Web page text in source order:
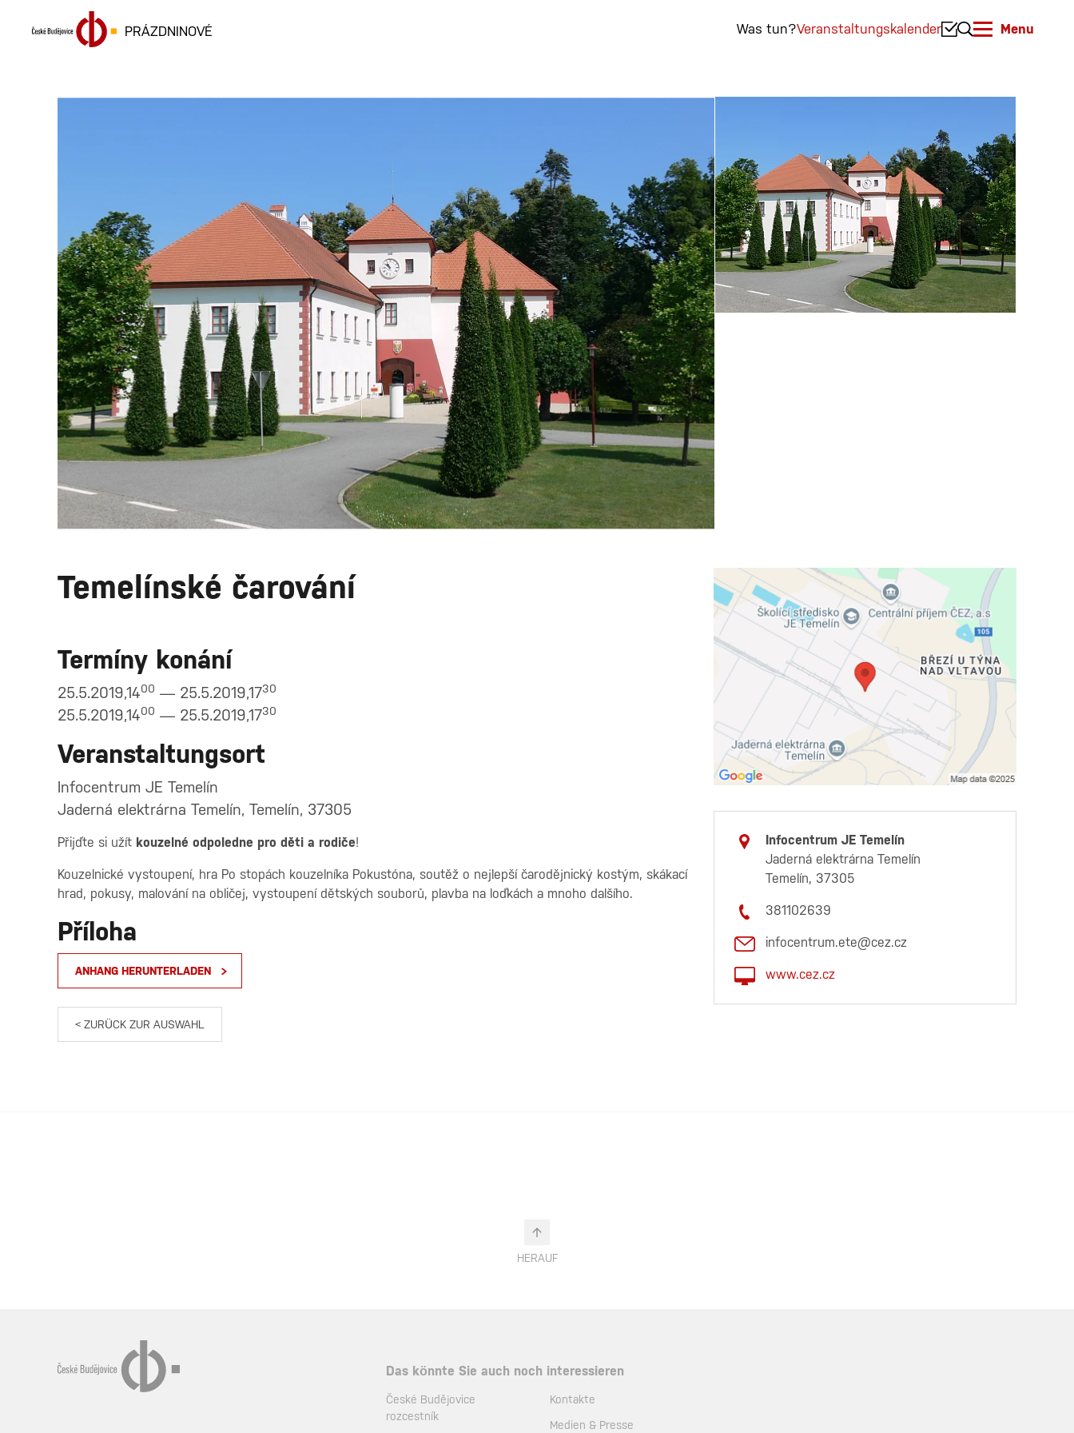
PRÁZDNINOVÉ Was tun?Veranstaltungskalender Menu
Temelínské čarování
Termíny konání
25.5.2019,1400 — 25.5.2019,1730
25.5.2019,1400 — 25.5.2019,1730
Veranstaltungsort
Infocentrum JE Temelín
Jaderná elektrárna Temelín, Temelín, 37305
Přijďte si užít kouzelné odpoledne pro děti a rodiče!
Kouzelnické vystoupení, hra Po stopách kouzelníka Pokustóna, soutěž o nejlepší čarodějnický kostým, skákací
hrad, pokusy, malování na obličej, vystoupení dětských souborů, plavba na loďkách a mnoho dalšího.
Příloha
ANHANG HERUNTERLADEN
< ZURÜCK ZUR AUSWAHL
Infocentrum JE Temelín
Jaderná elektrárna Temelín
Temelín, 37305
381102639
infocentrum.ete@cez.cz
www.cez.cz
HERAUF
Das könnte Sie auch noch interessieren
České Budějovice
rozcestník
Kontakte
Medien & Presse